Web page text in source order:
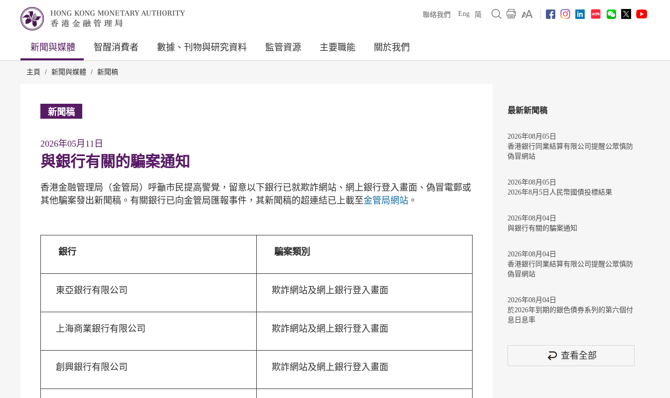
聯絡我們 Eng 简
新聞與媒體 智醒消費者 數據、刊物與研究資料 監管資源 主要職能 關於我們
主頁 / 新聞與媒體 / 新聞稿
新聞稿
2026年05月11日
與銀行有關的騙案通知
香港金融管理局（金管局）呼籲市民提高警覺，留意以下銀行已就欺詐網站、網上銀行登入畫面、偽冒電郵或
其他騙案發出新聞稿。有關銀行已向金管局匯報事件，其新聞稿的超連結已上載至金管局網站 。
銀行 騙案類別
東亞銀行有限公司 欺詐網站及網上銀行登入畫面
上海商業銀行有限公司 欺詐網站及網上銀行登入畫面
創興銀行有限公司 欺詐網站及網上銀行登入畫面
最新新聞稿
2026年08月05日
香港銀行同業結算有限公司提醒公眾慎防
偽冒網站
2026年08月05日
2026年8月5日人民幣國債投標結果
2026年08月04日
與銀行有關的騙案通知
2026年08月04日
香港銀行同業結算有限公司提醒公眾慎防
偽冒網站
2026年08月04日
於2026年到期的銀色債券系列的第六個付
息日息率
查看全部